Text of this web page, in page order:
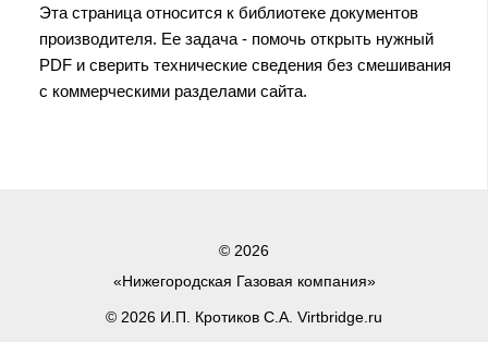
Эта страница относится к библиотеке документов
производителя. Ее задача - помочь открыть нужный
PDF и сверить технические сведения без смешивания
с коммерческими разделами сайта.
© 2026
«Нижегородская Газовая компания»
© 2026 И.П. Кротиков С.А. Virtbridge.ru